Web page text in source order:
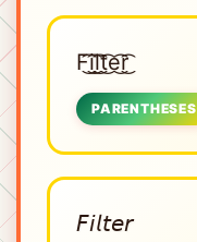
F͜͡i͜͡l͜͡t͜͡e͜͡r͜͡
PARENTHESES
𝘍𝘪𝘭𝘵𝘦𝘳